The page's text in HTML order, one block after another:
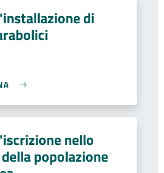
di
nello
popolazione